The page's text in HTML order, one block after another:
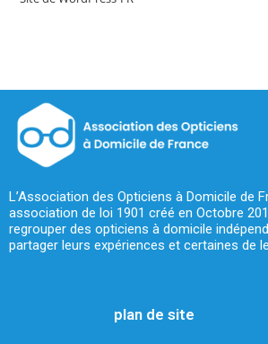
L’Association des Opticiens à Domicile de
association de loi 1901 créé en Octobre
regrouper des opticiens à domicile
partager leurs expériences et certaines de
plan de site